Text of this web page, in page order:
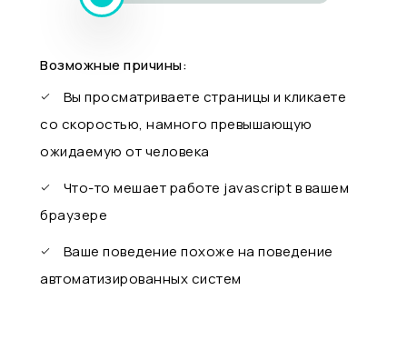
Возможные причины:
Вы просматриваете страницы и кликаете
со скоростью, намного превышающую
ожидаемую от человека
Что-то мешает работе javascript в вашем
браузере
Ваше поведение похоже на поведение
автоматизированных систем